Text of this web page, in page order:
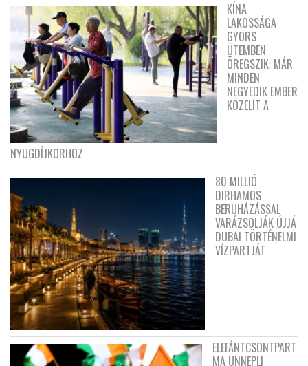
KÍNA
LAKOSSÁGA
GYORS
ÜTEMBEN
ÖREGSZIK: MÁR
MINDEN
NEGYEDIK EMBER
KÖZELÍT A
NYUGDÍJKORHOZ
80 MILLIÓ
DIRHAMOS
BERUHÁZÁSSAL
VARÁZSOLJÁK ÚJJÁ
DUBAI TÖRTÉNELMI
VÍZPARTJÁT
ELEFÁNTCSONTPART
MA ÜNNEPLI